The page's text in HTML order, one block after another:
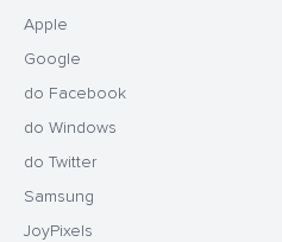
Apple
Google
do Facebook
do Windows
do Twitter
Samsung
JoyPixels